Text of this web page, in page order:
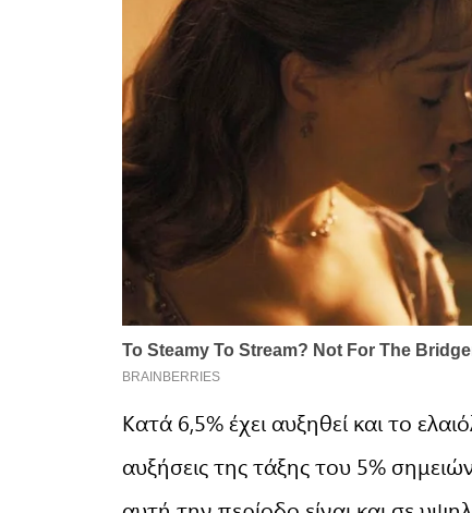
Κατά 6,5% έχει αυξηθεί και το
αυξήσεις της τάξης του 5%